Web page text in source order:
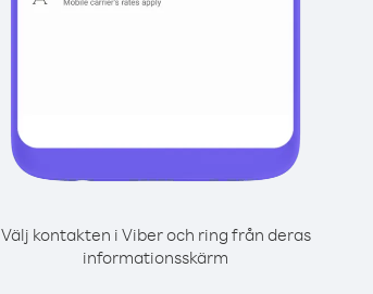
Välj kontakten i Viber och ring från deras
informationsskärm